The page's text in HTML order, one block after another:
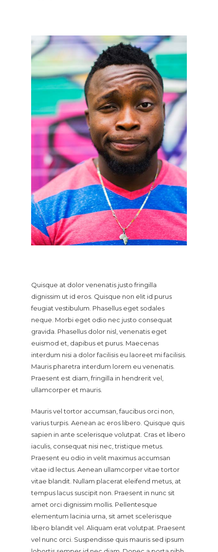
Hit enter to search or ESC to close
Quisque at dolor venenatis justo fringilla
dignissim ut id eros. Quisque non elit id purus
feugiat vestibulum. Phasellus eget sodales
neque. Morbi eget odio nec justo consequat
gravida. Phasellus dolor nisl, venenatis eget
euismod et, dapibus et purus. Maecenas
interdum nisi a dolor facilisis eu laoreet mi facilisis.
Mauris pharetra interdum lorem eu venenatis.
Praesent est diam, fringilla in hendrerit vel,
ullamcorper et mauris.
Mauris vel tortor accumsan, faucibus orci non,
varius turpis. Aenean ac eros libero. Quisque quis
sapien in ante scelerisque volutpat. Cras et libero
iaculis, consequat nisi nec, tristique metus.
Praesent eu odio in velit maximus accumsan
vitae id lectus. Aenean ullamcorper vitae tortor
vitae blandit. Nullam placerat eleifend metus, at
tempus lacus suscipit non. Praesent in nunc sit
amet orci dignissim mollis. Pellentesque
elementum lacinia urna, sit amet scelerisque
libero blandit vel. Aliquam erat volutpat. Praesent
vel nunc orci. Suspendisse quis mauris sed ipsum